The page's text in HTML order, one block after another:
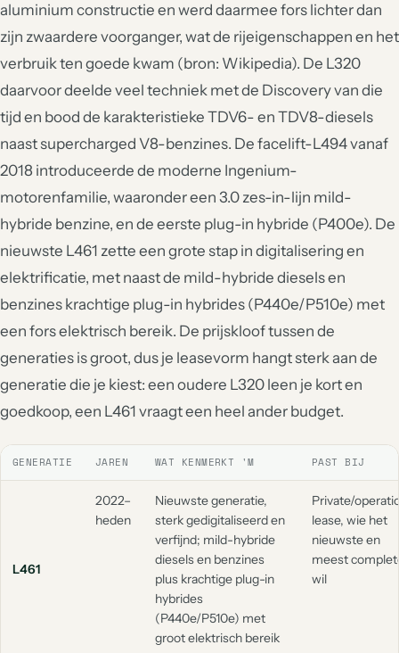
aluminium constructie en werd daarmee fors lichter dan
zijn zwaardere voorganger, wat de rijeigenschappen en het
verbruik ten goede kwam (bron: Wikipedia). De L320
daarvoor deelde veel techniek met de Discovery van die
tijd en bood de karakteristieke TDV6- en TDV8-diesels
naast supercharged V8-benzines. De facelift-L494 vanaf
2018 introduceerde de moderne Ingenium-
motorenfamilie, waaronder een 3.0 zes-in-lijn mild-
hybride benzine, en de eerste plug-in hybride (P400e). De
nieuwste L461 zette een grote stap in digitalisering en
elektrificatie, met naast de mild-hybride diesels en
benzines krachtige plug-in hybrides (P440e/P510e) met
een fors elektrisch bereik. De prijskloof tussen de
generaties is groot, dus je leasevorm hangt sterk aan de
generatie die je kiest: een oudere L320 leen je kort en
goedkoop, een L461 vraagt een heel ander budget.
GENERATIE JAREN WAT KENMERKT 'M PAST BIJ
L461
2022–
heden
Nieuwste generatie,
sterk gedigitaliseerd en
verfijnd; mild-hybride
diesels en benzines
plus krachtige plug-in
hybrides
(P440e/P510e) met
groot elektrisch bereik
Private/
lease, wie het
nieuwste en
meest
wil